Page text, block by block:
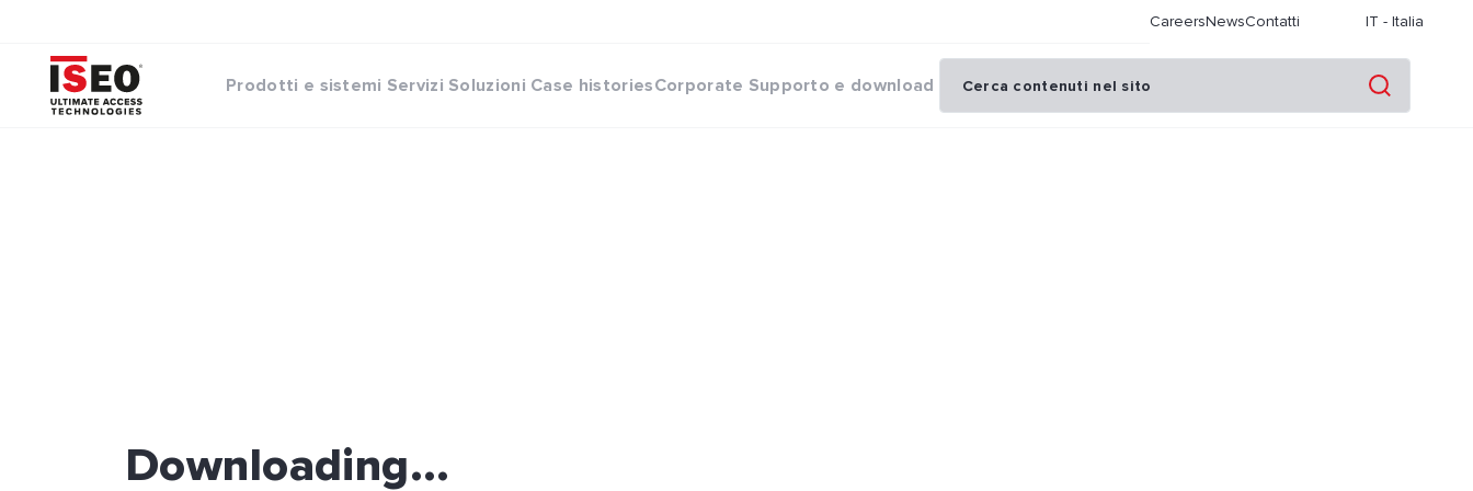
CareersNewsContatti IT - Italia
Prodotti e sistemi Servizi Soluzioni Case historiesCorporate Supporto e download
Downloading...